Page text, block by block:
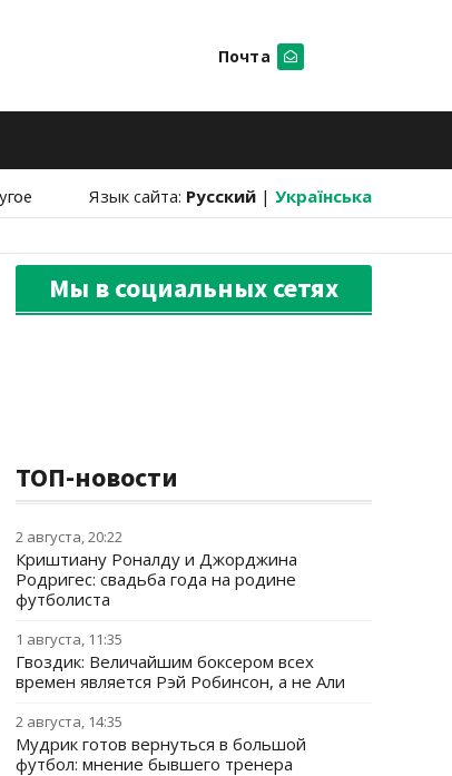
Почта
Язык сайта: Русский | Українська
Мы в социальных сетях
ТОП-новости
2 августа, 20:22
Криштиану Роналду и Джорджина
Родригес: свадьба года на родине
футболиста
1 августа, 11:35
Гвоздик: Величайшим боксером всех
времен является Рэй Робинсон, а не Али
2 августа, 14:35
Мудрик готов вернуться в большой
футбол: мнение бывшего тренера